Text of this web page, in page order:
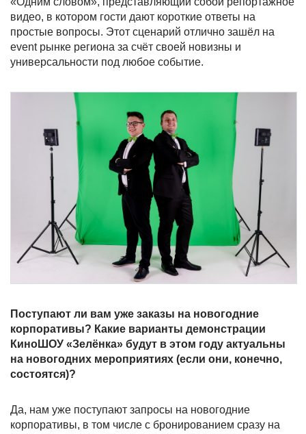
видео, в котором гости дают короткие ответы на
простые вопросы. Этот сценарий отлично зашёл на
event рынке региона за счёт своей новизны и
универсальности под любое событие.
Поступают ли вам уже заказы на новогодние
корпоративы? Какие варианты демонстрации
КиноШОУ «Зелёнка» будут в этом году актуальны
на новогодних мероприятиях (если они, конечно,
состоятся)?
Да, нам уже поступают запросы на новогодние
корпоративы, в том числе с бронированием сразу на